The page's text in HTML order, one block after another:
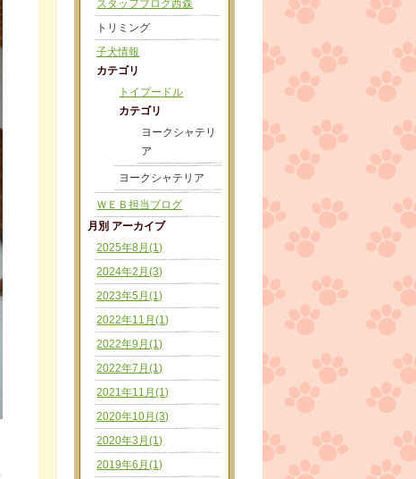
スタッフブログ西森
トリミング
子犬情報
カテゴリ
トイプードル
カテゴリ
ヨークシャテリ
ア
ヨークシャテリア
ＷＥＢ担当ブログ
月別 アーカイブ
2025年8月(1)
2024年2月(3)
2023年5月(1)
2022年11月(1)
2022年9月(1)
2022年7月(1)
2021年11月(1)
2020年10月(3)
2020年3月(1)
2019年6月(1)